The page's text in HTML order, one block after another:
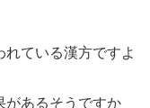
ている漢方ですよ
があるそうですか